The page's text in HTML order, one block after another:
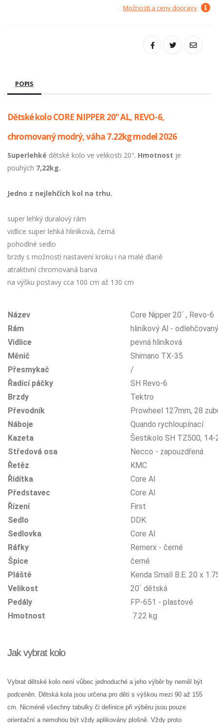
Možnosti a ceny dopravy
POPIS
Dětské kolo CORE NIPPER 20" AL, REVO-6,
chromovaný modrý, váha 7.22kg model 2026
Superlehké dětské kolo ve velikosti 20". Hmotnost je
pouhých 7,22kg.
Jedno z nejlehčích kol na trhu.
super lehký duralový rám
vidlice super lehká hliníková, černá
pohodlné sedlo
brzdy s možností nastavení kroku i na malé dlaně
atraktivní chromovaná barva
na výšku postavy cca 100 cm až 130 cm
Název
Core Nipper 20´ , Revo-6
Rám
hliníkový Al - odlehčovaný
Vidlice
pevná hliníková
Měnič
Shimano TX-35
Přesmykač
/
Řadící páčky
SH Revo-6
Brzdy
Tektro
Převodník
Prowheel 127mm, 28
Náboje
Quando rychloupínací
Kazeta
Šestikolo SH TZ500, 14-
Středová osa
Necco - zapouzdřená
Řetěz
KMC
Řídítka
Core Al
Představec
Core Al
Řízení
First
Sedlo
DDK
Sedlovka
Core Al
Ráfky
Remerx - černé
Špice
černé
Pláště
Kenda Small B.E. 20 x
Velikost
20´ dětská
Pedály
FP-651 - plastové
Hmotnost
7.22 kg
Jak vybrat kolo
Vybrat dětské kolo není vůbec jednoduché a jeho výběr by neměl být
podceněn. Dětská kola jsou určena pro děti s výškou mezi 90 až 155
cm. Nicméně všechny tabulky či definice při výběru jsou pouze
orientační a nemohou být vždy aplikovány plošně. Vždy proto